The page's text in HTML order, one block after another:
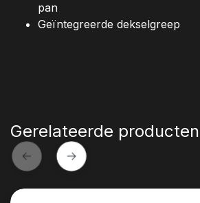
pan
Geïntegreerde dekselgreep
Gerelateerde producten